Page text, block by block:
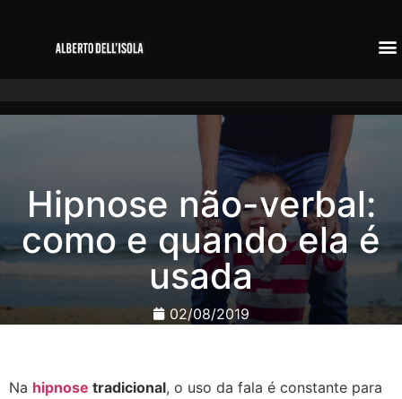
Hipnose não-verbal:
como e quando ela é
usada
02/08/2019
Na hipnose tradicional, o uso da fala é constante para